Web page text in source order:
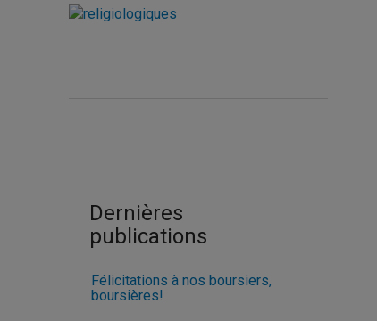
Dernières
publications
Félicitations à nos boursiers,
boursières!